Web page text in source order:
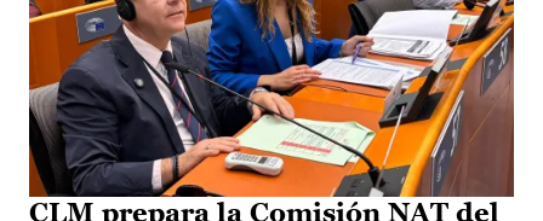
CLM prepara la Comisión NAT del